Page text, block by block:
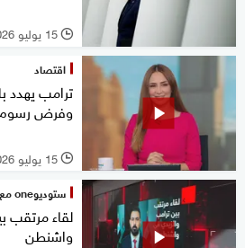
l 15 يوليو 2026
اقتصاد
ترامب يهدد
وفرض رسوم
l 15 يوليو 2026
ستوديوone مع فضيلة
لقاء مرتقب
واشنطن